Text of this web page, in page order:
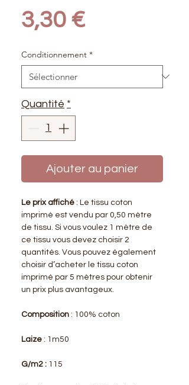
3,30 €Prix
Conditionnement *
Quantité *
Ajouter au panier
Le prix affiché : Le tissu coton
imprimé est vendu par 0,50 mètre
de tissu. Si vous voulez 1 mètre de
ce tissu vous devez choisir 2
quantités. Vous pouvez également
choisir d’acheter le tissu coton
imprimé par 5 mètres pour obtenir
un prix plus avantageux.
Composition : 100% coton
Laize : 1m50
G/m2 : 115